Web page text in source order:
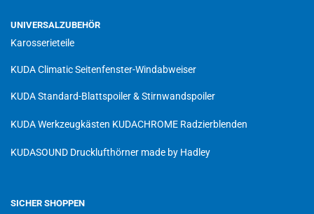
UNIVERSALZUBEHÖR
Karosserieteile
KUDA Climatic Seitenfenster-Windabweiser
KUDA Standard-Blattspoiler & Stirnwandspoiler
KUDA Werkzeugkästen KUDACHROME Radzierblenden
KUDASOUND Drucklufthörner made by Hadley
SICHER SHOPPEN